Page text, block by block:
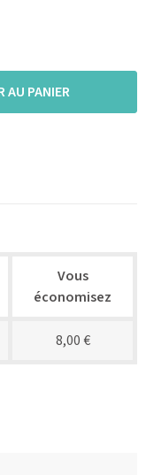
AU PANIER
Vous
économisez
8,00 €